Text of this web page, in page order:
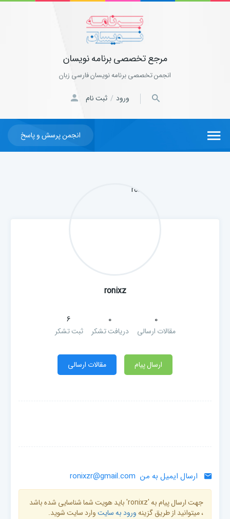
مرجع تخصصی برنامه نویسان
انجمن تخصصی برنامه نویسان فارسی زبان
ورود / ثبت نام
انجمن پرسش و پاسخ
ronixz
6
ثبت تشکر
0
دریافت تشکر
0
مقالات ارسالی
ارسال پیام مقالات ارسالی
ارسال ایمیل به من ronixzr@gmail.com
جهت ارسال پیام به 'ronixz' باید هویت شما شناسایی شده باشد
، میتوانید از طریق گزینهورود به سایتوارد سایت شوید.